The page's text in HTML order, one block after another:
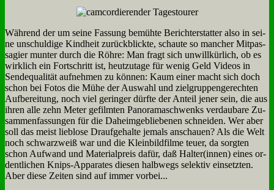
Wäh­rend der um sei­ne Fas­sung be­müh­te Be­richt­erstat­ter al­so in sei­
ne un­schul­di­ge Kind­heit zu­rück­blick­te, schau­te so man­cher Mit­pas­
sa­gier mun­ter durch die Röh­re: Man fragt sich un­will­kür­lich, ob es
wirk­lich ein Fort­schritt ist, heut­zu­ta­ge für we­nig Geld Vi­de­os in
Sen­de­qua­li­tät auf­neh­men zu kön­nen: Kaum ei­ner macht sich doch
schon bei Fo­tos die Mü­he der Aus­wahl und ziel­grup­pen­ge­rech­ten
Auf­be­rei­tung, noch viel ge­rin­ger dürf­te der An­teil je­ner sein, die aus
ih­ren al­le zehn Me­ter ge­film­ten Pan­ora­ma­schwenks ver­dau­ba­re Zu­
sam­men­fas­sun­gen für die Da­heim­ge­blie­be­nen schnei­den. Wer aber
soll das meist lieb­lo­se Drauf­ge­hal­te je­mals an­schau­en? Als die Welt
noch schwarz­weiß war und die Klein­bild­fil­me teu­er, da sorg­ten
schon Auf­wand und Ma­te­ri­al­preis da­für, daß Halter(innen) ei­nes or­
dent­li­chen Knips-Ap­pa­ra­tes die­sen halb­wegs se­lek­tiv ein­setz­ten.
Aber die­se Zei­ten sind auf im­mer vor­bei...